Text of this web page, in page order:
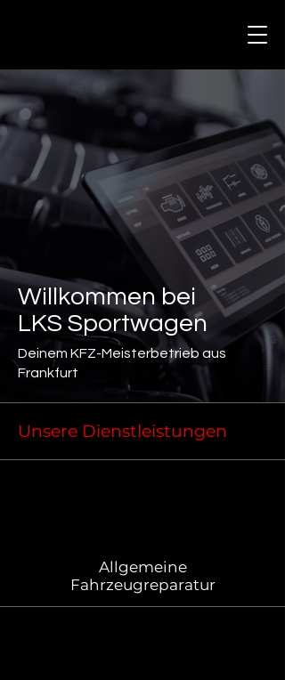
Willkommen bei
LKS Sportwagen
Deinem KFZ-Meisterbetrieb aus
Frankfurt
Unsere Dienstleistungen
Allgemeine
Fahrzeugreparatur